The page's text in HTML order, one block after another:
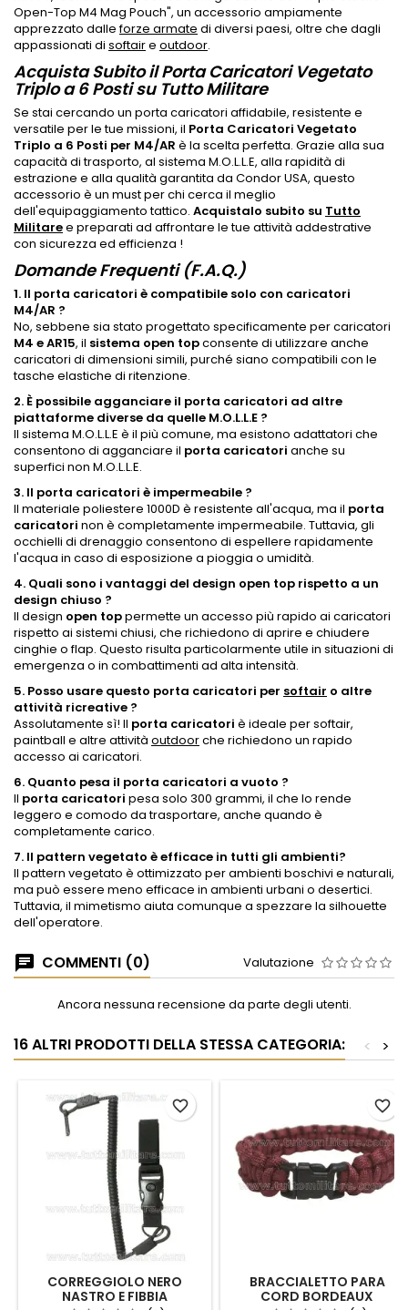
Open-Top M4 Mag Pouch", un accessorio ampiamente
apprezzato dalleforze armate di diversi paesi, oltre che dagli
appassionati di softaire outdoor.
Acquista Subito il Porta Caricatori Vegetato
Triplo a 6 Posti su Tutto Militare
Se stai cercando un porta caricatori affidabile, resistente e
versatile per le tue missioni, il Porta Caricatori Vegetato
Triplo a 6 Posti per M4/AR è la scelta perfetta. Grazie alla sua
capacità di trasporto, al sistema M.O.L.L.E, alla rapidità di
estrazione e alla qualità garantita da Condor USA, questo
accessorio è un must per chi cerca il meglio
dell'equipaggiamento tattico. Acquistalo subito su Tutto
Militaree preparati ad affrontare le tue attività addestrative
con sicurezza ed efficienza !
Domande Frequenti (F.A.Q.)
1. Il porta caricatori è compatibile solo con caricatori
M4/AR ?
No, sebbene sia stato progettato specificamente per caricatori
M4 e AR15, il sistema open topconsente di utilizzare anche
caricatori di dimensioni simili, purché siano compatibili con le
tasche elastiche di ritenzione.
2. È possibile agganciare il porta caricatori ad altre
piattaforme diverse da quelle M.O.L.L.E ?
Il sistema M.O.L.L.E è il più comune, ma esistono adattatori che
consentono di agganciare il porta caricatori anche su
superfici non M.O.L.L.E.
3. Il porta caricatori è impermeabile ?
Il materiale poliestere 1000D è resistente all'acqua, ma il porta
caricatori non è completamente impermeabile. Tuttavia, gli
occhielli di drenaggio consentono di espellere rapidamente
l'acqua in caso di esposizione a pioggia o umidità.
4. Quali sono i vantaggi del design open top rispetto a un
design chiuso ?
Il design open toppermette un accesso più rapido ai caricatori
rispetto ai sistemi chiusi, che richiedono di aprire e chiudere
cinghie o flap. Questo risulta particolarmente utile in situazioni di
emergenza o in combattimenti ad alta intensità.
5. Posso usare questo porta caricatori per softair o altre
attività ricreative ?
Assolutamente sì! Il porta caricatori è ideale per softair,
paintball e altre attività outdoorche richiedono un rapido
accesso ai caricatori.
6. Quanto pesa il porta caricatori a vuoto ?
Il porta caricatori pesa solo 300 grammi, il che lo rende
leggero e comodo da trasportare, anche quando è
completamente carico.
7. Il pattern vegetato è efficace in tutti gli ambienti?
Il pattern vegetato è ottimizzato per ambienti boschivi e naturali,
ma può essere meno efficace in ambienti urbani o desertici.
Tuttavia, il mimetismo aiuta comunque a spezzare la silhouette
dell'operatore.
COMMENTI (0) Valutazione
Ancora nessuna recensione da parte degli utenti.
16 ALTRI PRODOTTI DELLA STESSA CATEGORIA: >
<
CORREGGIOLO NERO
NASTRO E FIBBIA
favorite_border
BRACCIALETTO PARA
CORD BORDEAUX
favorite_border